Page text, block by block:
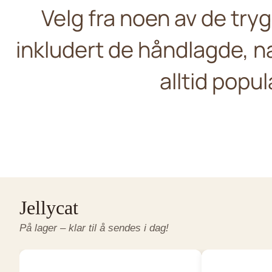
Velg fra noen av de
inkludert de håndlagde,
alltid Living
Søte hunder og
Jellycat
På lager – klar til å sendes i dag!